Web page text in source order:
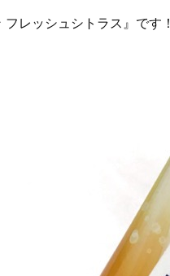
フレッシュシトラス』です！